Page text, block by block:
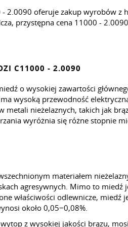
- 2.0090 oferuje zakup wyrobów
przystępna cena 11000 -
C11000 - 2.0090
o wysokiej zawartości
wysoką przewodność
nieżelaznych, takich jak
wyróżnia się różne stopnie
materiałem
agresywnych. Mimo to
właściwości odlewnicze,
około 0,05−0,08%.
z wysokiej jakości brązu,